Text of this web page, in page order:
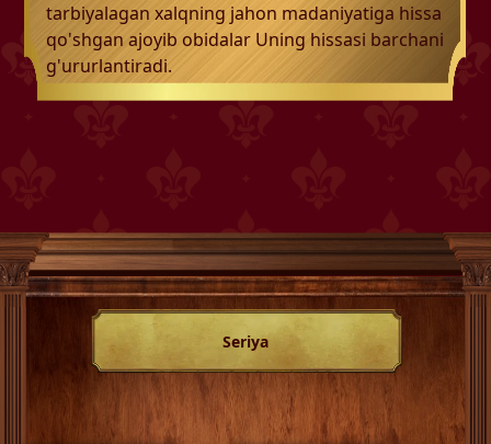
tarbiyalagan xalqning jahon madaniyatiga hissa
qo'shgan ajoyib obidalar Uning hissasi barchani
g'ururlantiradi.
Seriya